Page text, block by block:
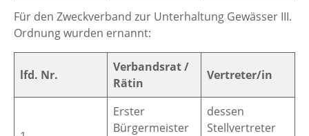
Für den Zweckverband zur Unterhaltung Gewässer III.
Ordnung wurden ernannt:
lfd. Nr.
Verbandsrat /
Rätin
Vertreter/in
Erster
Bürgermeister
dessen
Stellvertreter